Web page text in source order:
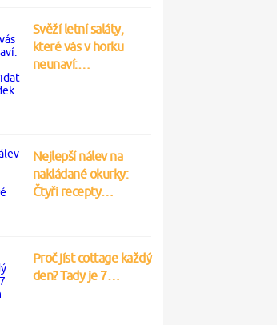
Svěží letní saláty,
které vás v horku
neunaví:…
Nejlepší nálev na
nakládané okurky:
Čtyři recepty…
Proč jíst cottage každý
den? Tady je 7…